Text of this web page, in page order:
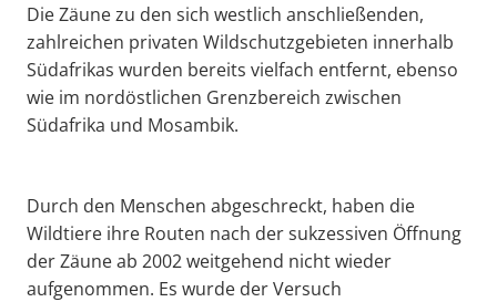
Die Zäune zu den sich westlich anschließenden,
zahlreichen privaten Wildschutzgebieten innerhalb
Südafrikas wurden bereits vielfach entfernt, ebenso
wie im nordöstlichen Grenzbereich zwischen
Südafrika und Mosambik.
Durch den Menschen abgeschreckt, haben die
Wildtiere ihre Routen nach der sukzessiven Öffnung
der Zäune ab 2002 weitgehend nicht wieder
aufgenommen. Es wurde der Versuch